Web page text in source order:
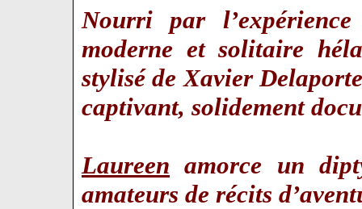
Nourri par
moderne et solitaire
stylisé de Xavier
captivant, solidement
Laureen amorce un
amateurs de récits